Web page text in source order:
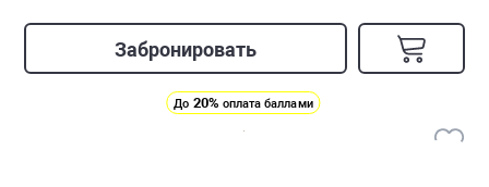
Забронировать
До 20% оплата баллами